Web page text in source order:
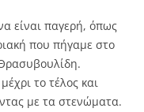
είναι παγερή, όπως
που πήγαμε στο
το τέλος και
με τα στενώματα.